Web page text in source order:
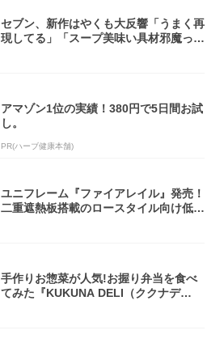
セブン、新作はやくも大反響「うまく再
現してる」「スープ美味い具材邪魔って
アマゾン1位の実績！380円で5日間お試
し。
PR(ハーブ健康本舗)
ユニフレーム『ファイアレイル』発売！
二重遮熱板搭載のロースタイル向け低型
手作りお惣菜が人気!お握り弁当を食べ
てみた『KUKUNA DELI（ククナデ